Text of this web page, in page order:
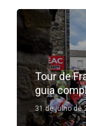
Tour de
guia
31 de julho de